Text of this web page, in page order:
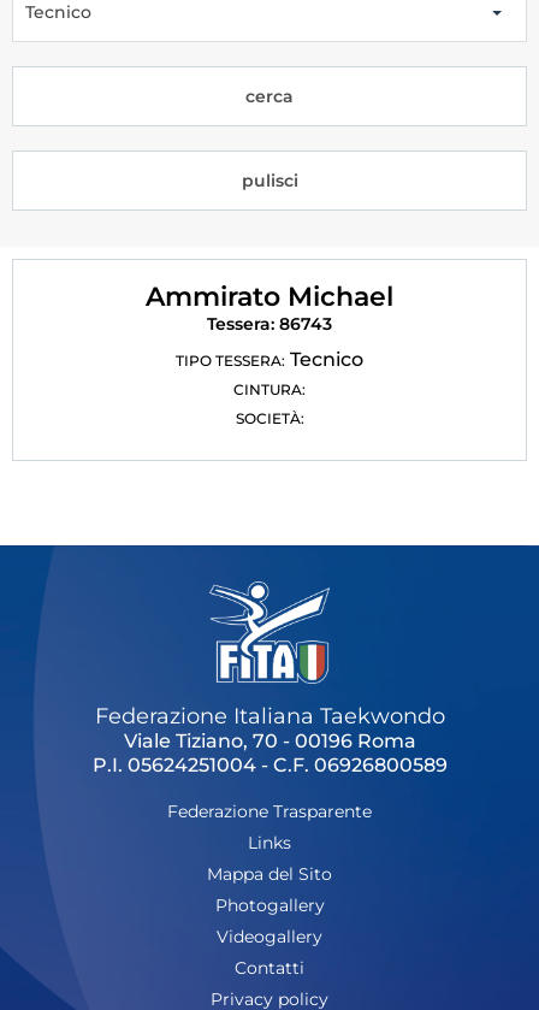
Licenze WT
Formazione
Rivista Olympic Dream
Links
Mappa del sito
Cookie policy
Feed
Dove siamo
Federazione Trasparente
Fita HUB
Tecnico
cerca
pulisci
Ammirato Michael
Tessera: 86743
TIPO TESSERA: Tecnico
CINTURA:
SOCIETÀ:
Federazione Italiana Taekwondo
Viale Tiziano, 70 - 00196 Roma
P.I. 05624251004 - C.F. 06926800589
Federazione Trasparente
Links
Mappa del Sito
Photogallery
Videogallery
Contatti
Privacy policy